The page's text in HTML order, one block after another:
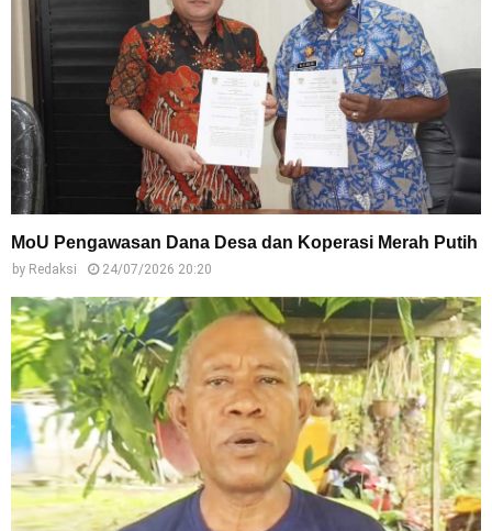
MoU Pengawasan Dana Desa dan Koperasi Merah Putih
by Redaksi 24/07/2026 20:20